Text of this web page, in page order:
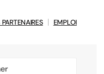
EMPLOI